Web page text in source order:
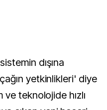
dışına
yetkinlikleri' diye
teknolojide hızlı